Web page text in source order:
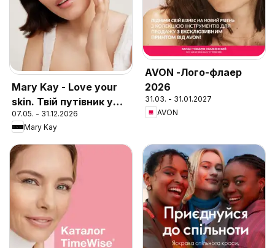
Mary Kay - Love your
skin. Твій путівник у
догляді за шкірою
07.05. - 31.12.2026
Mary Kay
AVON -Лого-флаер
2026
31.03. - 31.01.2027
AVON